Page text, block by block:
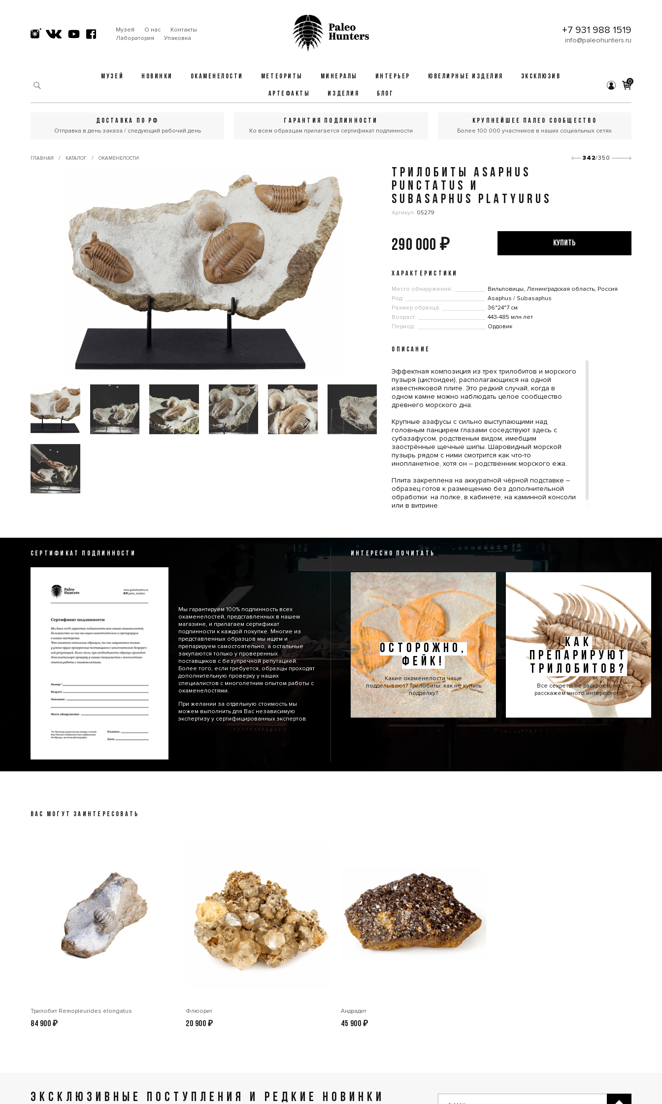
Музей О нас
Контакты
Лаборатория
Упаковка
+7 931 988 1519
info@paleohunters.ru
МУЗЕЙ НОВИНКИ ОКАМЕНЕЛОСТИ МЕТЕОРИТЫ МИНЕРАЛЫ ИНТЕРЬЕР ЮВЕЛИРНЫЕ ИЗДЕЛИЯ ЭКСКЛЮЗИВ
АРТЕФАКТЫ ИЗДЕЛИЯ БЛОГ
0
ДОСТАВКА ПО РФ
Отправка в день заказа / следующий рабочий день
ГАРАНТИЯ ПОДЛИННОСТИ
Ко всем образцам прилагается сертификат подлинности
КРУПНЕЙШЕЕ ПАЛЕО СООБЩЕСТВО
Более 100 000 участников в наших социальных сетях
ГЛАВНАЯ / КАТАЛОГ / ОКАМЕНЕЛОСТИ 342/350
ТРИЛОБИТЫ ASAPHUS
PUNCTATUS И
SUBASAPHUS PLATYURUS
Артикул: 05279
290 000 ₽ КУПИТЬ
ХАРАКТЕРИСТИКИ
Место обнаружения:
Вильповицы, Ленинградская область, Россия
Род:
Asaphus / Subasaphus
Размер образца:
36*24*7 см
Возраст:
443-485 млн лет
Период:
Ордовик
ОПИСАНИЕ
‎Эффектная композиция из трех трилобитов и морского
пузыря (цистоидеи), располагающихся на одной
известняковой плите. Это редкий случай, когда в
одном камне можно наблюдать целое сообщество
древнего морского дна.
‎Крупные азафусы с сильно выступающими над
головным панцирем глазами соседствуют здесь с
субазафусом, родственым видом, имебщим
заострённые щечные шипы. Шаровидный морской
пузырь рядом с ними смотрится как что-то
инопланетное, хотя он – родственник морского ежа.
‎Плита закреплена на аккуратной чёрной подставке –
образец готов к размещению без дополнительной
обработки: на полке, в кабинете, на каминной консоли
или в витрине.
СЕРТИФИКАТ ПОДЛИННОСТИ
Мы гарантируем 100% подлинность всех
окаменелостей, представленных в нашем
магазине, и прилагаем сертификат
подлинности к каждой покупке. Многие из
представленных образцов мы ищем и
препарируем самостоятельно, а остальные
закупаются только у проверенных
поставщиков с безупречной репутацией.
Более того, если требуется, образцы проходят
дополнительную проверку у наших
специалистов с многолетним опытом работы с
окаменелостями.
При желании за отдельную стоимость мы
можем выполнить для Вас независимую
экспертизу у сертифицированных экспертов.
ИНТЕРЕСНО ПОЧИТАТЬ
ОСТОРОЖНО,
ФЕЙК!
Какие окаменелости чаще
подделывают? Трилобиты: как не купить
подделку?
КАК
ПРЕПАРИРУЮТ
ТРИЛОБИТОВ?
Все секреты не раскроем, но
расскажем много интересного
ВАС МОГУТ ЗАИНТЕРЕСОВАТЬ
Трилобит Remopleurides elongatus
84 900₽
Флюорит
20 900₽
Андрадит
45 900₽
ЭКСКЛЮЗИВНЫЕ ПОСТУПЛЕНИЯ И РЕДКИЕ НОВИНКИ